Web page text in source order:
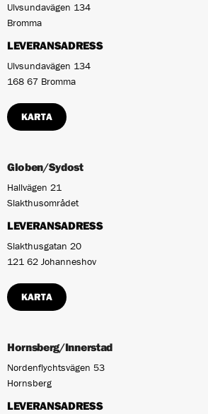
Ulvsundavägen 134
Bromma
LEVERANSADRESS
Ulvsundavägen 134
168 67 Bromma
KARTA
Globen/Sydost
Hallvägen 21
Slakthusområdet
LEVERANSADRESS
Slakthusgatan 20
121 62 Johanneshov
KARTA
Hornsberg/Innerstad
Nordenflychtsvägen 53
Hornsberg
LEVERANSADRESS